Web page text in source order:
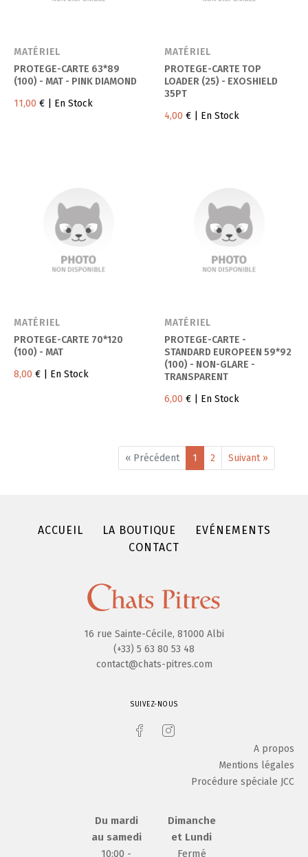
MATÉRIEL
PROTEGE-CARTE 63*89
(100) - MAT - PINK DIAMOND
11,00 € | En Stock
MATÉRIEL
PROTEGE-CARTE TOP
LOADER (25) - EXOSHIELD
35PT
4,00 € | En Stock
MATÉRIEL
PROTEGE-CARTE 70*120
(100) - MAT
8,00 € | En Stock
MATÉRIEL
PROTEGE-CARTE -
STANDARD EUROPEEN 59*92
(100) - NON-GLARE -
TRANSPARENT
6,00 € | En Stock
« Précédent 1 2 Suivant »
ACCUEIL LA BOUTIQUE
EVÉNEMENTS
CONTACT
SUIVEZ-NOUS
16 rue Sainte-Cécile, 81000 Albi
(+33) 5 63 80 53 48
contact@chats-pitres.com
A propos
Mentions légales
Procédure spéciale JCC
Du mardi
au samedi
10:00 -
Dimanche
et Lundi
Fermé